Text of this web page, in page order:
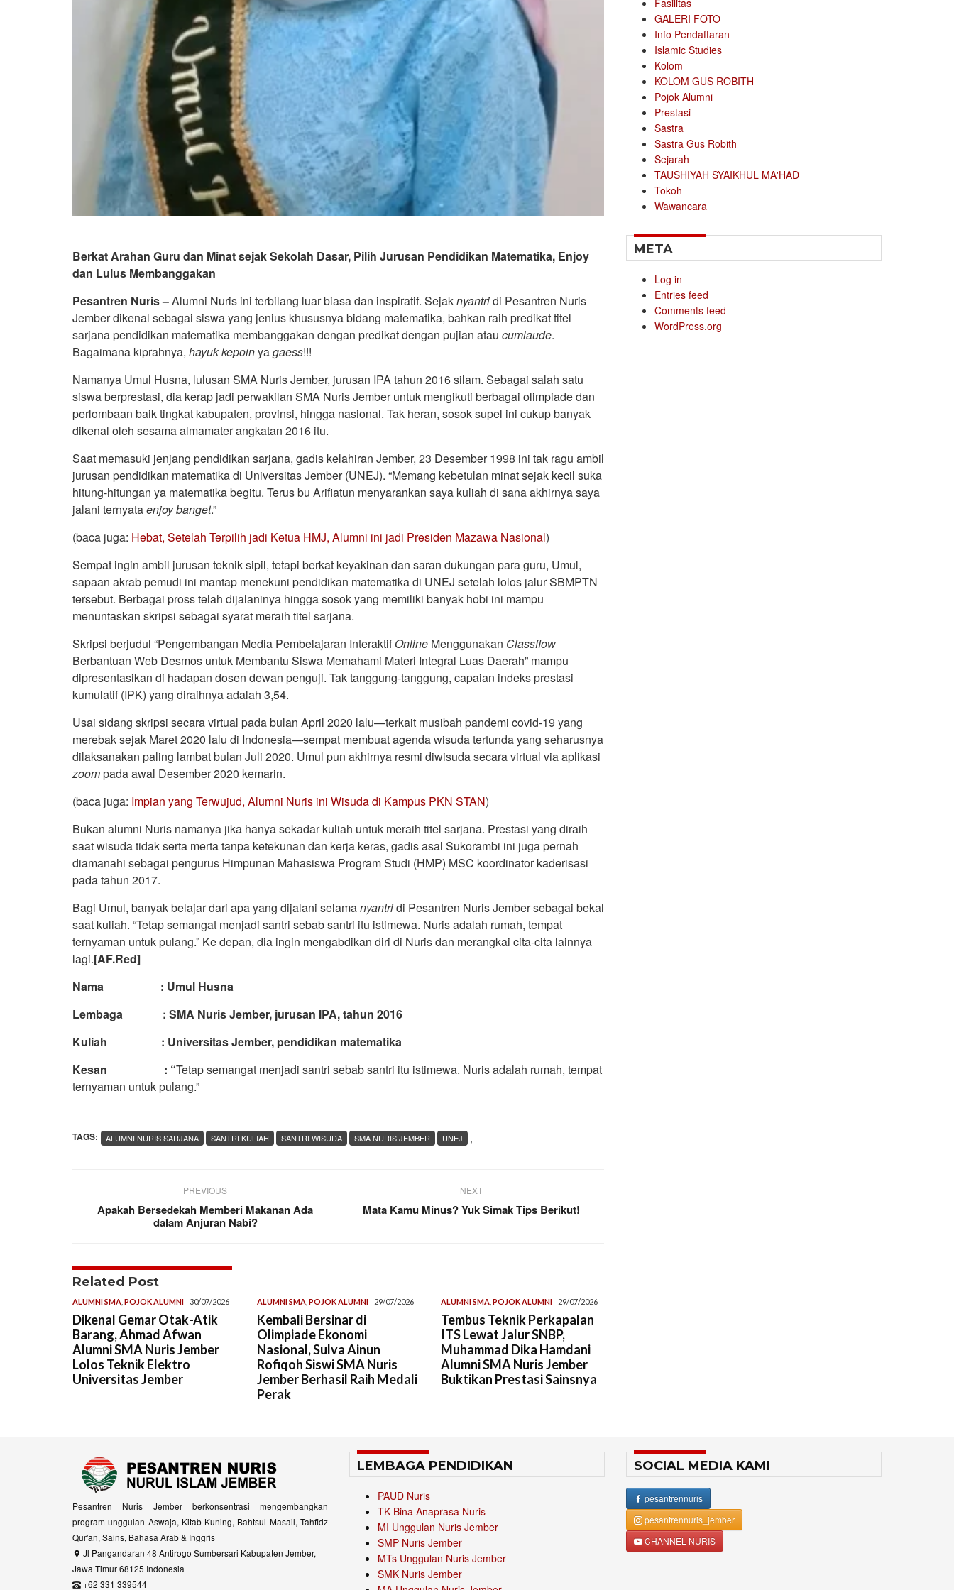
Berkat Arahan Guru dan Minat sejak Sekolah Dasar, Pilih Jurusan Pendidikan Matematika, Enjoy
dan Lulus Membanggakan
Pesantren Nuris –Alumni Nuris ini terbilang luar biasa dan inspiratif. Sejaknyantridi Pesantren Nuris
Jember dikenal sebagai siswa yang jenius khususnya bidang matematika, bahkan raih predikat titel
sarjana pendidikan matematika membanggakan dengan predikat dengan pujian atau cumlaude.
Bagaimana kiprahnya, hayukkepoinyagaess!!!
Namanya Umul Husna, lulusan SMA Nuris Jember, jurusan IPA tahun 2016 silam. Sebagai salah satu
siswa berprestasi, dia kerap jadi perwakilan SMA Nuris Jember untuk mengikuti berbagai olimpiade dan
perlombaan baik tingkat kabupaten, provinsi, hingga nasional. Tak heran, sosok supel ini cukup banyak
dikenal oleh sesama almamater angkatan 2016 itu.
Saat memasuki jenjang pendidikan sarjana, gadis kelahiran Jember, 23 Desember 1998 ini tak ragu ambil
jurusan pendidikan matematika di Universitas Jember (UNEJ). “Memang kebetulan minat sejak kecil suka
hitung-hitungan ya matematika begitu. Terus bu Arifiatun menyarankan saya kuliah di sana akhirnya saya
jalani ternyataenjoybanget.”
(baca juga: Hebat, Setelah Terpilih jadi Ketua HMJ, Alumni ini jadi Presiden Mazawa Nasional)
Sempat ingin ambil jurusan teknik sipil, tetapi berkat keyakinan dan saran dukungan para guru, Umul,
sapaan akrab pemudi ini mantap menekuni pendidikan matematika di UNEJ setelah lolos jalur SBMPTN
tersebut. Berbagai pross telah dijalaninya hingga sosok yang memiliki banyak hobi ini mampu
menuntaskan skripsi sebagai syarat meraih titel sarjana.
Skripsi berjudul “Pengembangan Media Pembelajaran InteraktifOnline Menggunakan Classflow
Berbantuan Web Desmos untuk Membantu Siswa Memahami Materi Integral Luas Daerah” mampu
dipresentasikan di hadapan dosen dewan penguji. Tak tanggung-tanggung, capaian indeks prestasi
kumulatif (IPK) yang diraihnya adalah 3,54.
Usai sidang skripsi secara virtual pada bulan April 2020 lalu—terkait musibah pandemi covid-19 yang
merebak sejak Maret 2020 lalu di Indonesia—sempat membuat agenda wisuda tertunda yang seharusnya
dilaksanakan paling lambat bulan Juli 2020. Umul pun akhirnya resmi diwisuda secara virtual via aplikasi
zoompada awal Desember 2020 kemarin.
(baca juga: Impian yang Terwujud, Alumni Nuris ini Wisuda di Kampus PKN STAN)
Bukan alumni Nuris namanya jika hanya sekadar kuliah untuk meraih titel sarjana. Prestasi yang diraih
saat wisuda tidak serta merta tanpa ketekunan dan kerja keras, gadis asal Sukorambi ini juga pernah
diamanahi sebagai pengurus Himpunan Mahasiswa Program Studi (HMP) MSC koordinator kaderisasi
pada tahun 2017.
Bagi Umul, banyak belajar dari apa yang dijalani selamanyantridi Pesantren Nuris Jember sebagai bekal
saat kuliah. “Tetap semangat menjadi santri sebab santri itu istimewa. Nuris adalah rumah, tempat
ternyaman untuk pulang.” Ke depan, dia ingin mengabdikan diri di Nuris dan merangkai cita-cita lainnya
lagi.[AF.Red]
Nama : Umul Husna
Lembaga : SMA Nuris Jember, jurusan IPA, tahun 2016
Kuliah : Universitas Jember, pendidikan matematika
Kesan : “Tetap semangat menjadi santri sebab santri itu istimewa. Nuris adalah rumah, tempat
ternyaman untuk pulang.”
TAGS: ,
ALUMNI NURIS SARJANA SANTRI KULIAH SANTRI WISUDA SMA NURIS JEMBER UNEJ
PREVIOUS
Apakah Bersedekah Memberi Makanan Ada
dalam Anjuran Nabi?
NEXT
Mata Kamu Minus? Yuk Simak Tips Berikut!
Related Post
ALUMNI SMA POJOK ALUMNI 30/07/2026
Dikenal Gemar Otak-Atik
Barang, Ahmad Afwan
Alumni SMA Nuris Jember
Lolos Teknik Elektro
Universitas Jember
ALUMNI SMA, POJOK ALUMNI 29/07/2026
Kembali Bersinar di
Olimpiade Ekonomi
Nasional, Sulva Ainun
Rofiqoh Siswi SMA Nuris
Jember Berhasil Raih Medali
Perak
ALUMNI SMA ,POJOK ALUMNI 29/07/2026
Tembus Teknik Perkapalan
ITS Lewat Jalur SNBP,
Muhammad Dika Hamdani
Alumni SMA Nuris Jember
Buktikan Prestasi Sainsnya
Fasilitas
GALERI FOTO
Info Pendaftaran
Islamic Studies
Kolom
KOLOM GUS ROBITH
Pojok Alumni
Prestasi
Sastra
Sastra Gus Robith
Sejarah
TAUSHIYAH SYAIKHUL MA'HAD
Tokoh
Wawancara
META
Log in
Entries feed
Comments feed
WordPress.org
Pesantren Nuris Jember berkonsentrasi mengembangkan
program unggulan Aswaja, Kitab Kuning, Bahtsul Masail, Tahfidz
Qur'an, Sains, Bahasa Arab & Inggris
Jl Pangandaran 48 Antirogo Sumbersari Kabupaten Jember,
Jawa Timur 68125 Indonesia
+62 331 339544
LEMBAGA PENDIDIKAN
PAUD Nuris
TK Bina Anaprasa Nuris
MI Unggulan Nuris Jember
SMP Nuris Jember
MTs Unggulan Nuris Jember
SMK Nuris Jember
SOCIAL MEDIA KAMI
pesantrennuris
pesantrennuris_jember
CHANNEL NURIS